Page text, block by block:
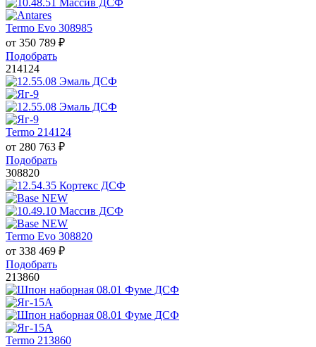
Termo Evo 308985
от 350 789 ₽
Подобрать
214124
Termo 214124
от 280 763 ₽
Подобрать
308820
Termo Evo 308820
от 338 469 ₽
Подобрать
213860
Termo 213860